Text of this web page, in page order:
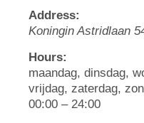
Address:
Koningin Astridlaan
Hours:
maandag, dinsdag,
vrijdag, zaterdag,
00:00 – 24:00